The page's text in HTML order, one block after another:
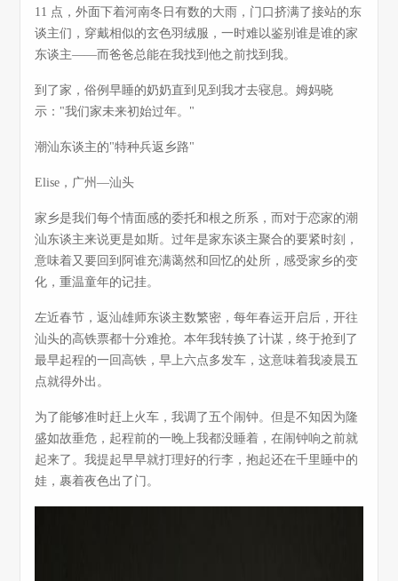
11 点，外面下着河南冬日有数的大雨，门口挤满了接站的东
谈主们，穿戴相似的玄色羽绒服，一时难以鉴别谁是谁的家
东谈主——而爸爸总能在我找到他之前找到我。
到了家，俗例早睡的奶奶直到见到我才去寝息。姆妈晓
示："我们家未来初始过年。"
潮汕东谈主的"特种兵返乡路"
Elise，广州—汕头
家乡是我们每个情面感的委托和根之所系，而对于恋家的潮
汕东谈主来说更是如斯。过年是家东谈主聚合的要紧时刻，
意味着又要回到阿谁充满蔼然和回忆的处所，感受家乡的变
化，重温童年的记挂。
左近春节，返汕雄师东谈主数繁密，每年春运开启后，开往
汕头的高铁票都十分难抢。本年我转换了计谋，终于抢到了
最早起程的一回高铁，早上六点多发车，这意味着我凌晨五
点就得外出。
为了能够准时赶上火车，我调了五个闹钟。但是不知因为隆
盛如故垂危，起程前的一晚上我都没睡着，在闹钟响之前就
起来了。我提起早早就打理好的行李，抱起还在千里睡中的
娃，裹着夜色出了门。